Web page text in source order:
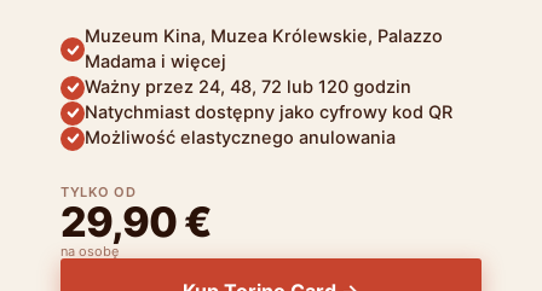
Muzeum Kina, Muzea Królewskie, Palazzo
Madama i więcej
Ważny przez 24, 48, 72 lub 120 godzin
Natychmiast dostępny jako cyfrowy kod QR
Możliwość elastycznego anulowania
TYLKO OD
29,90 €
na osobę